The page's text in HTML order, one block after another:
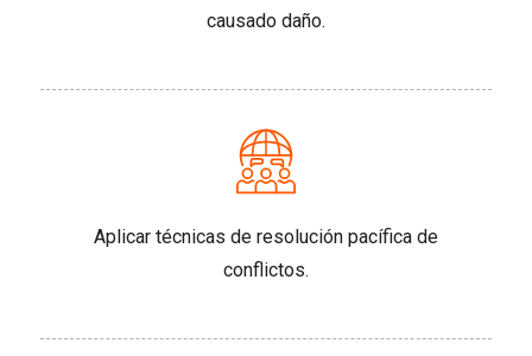
causado daño.
Aplicar técnicas de resolución pacífica de
conflictos.